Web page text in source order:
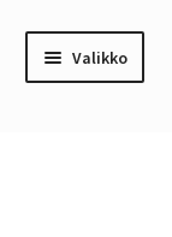
Valikko